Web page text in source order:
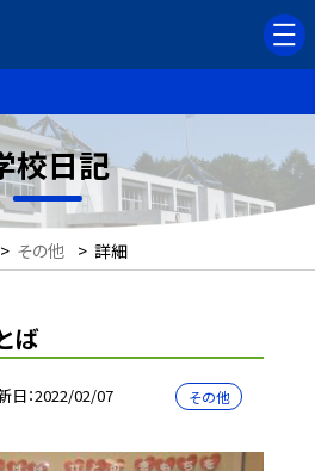
校日記
> その他 > 詳細
ば
日 2022/02/07 その他